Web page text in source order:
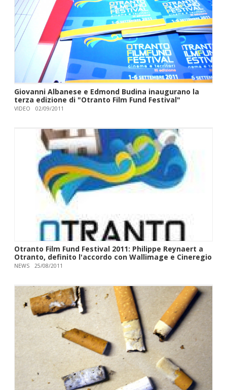
Giovanni Albanese e Edmond Budina inaugurano la
terza edizione di "Otranto Film Fund Festival"
VIDEO 02/09/2011
Otranto Film Fund Festival 2011: Philippe Reynaert a
Otranto, definito l'accordo con Wallimage e Cineregio
NEWS 25/08/2011